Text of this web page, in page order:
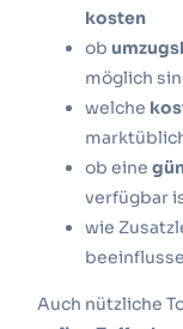
kosten
ob
möglich
welche
ob eine
verfügbar
wie
Auch nützliche